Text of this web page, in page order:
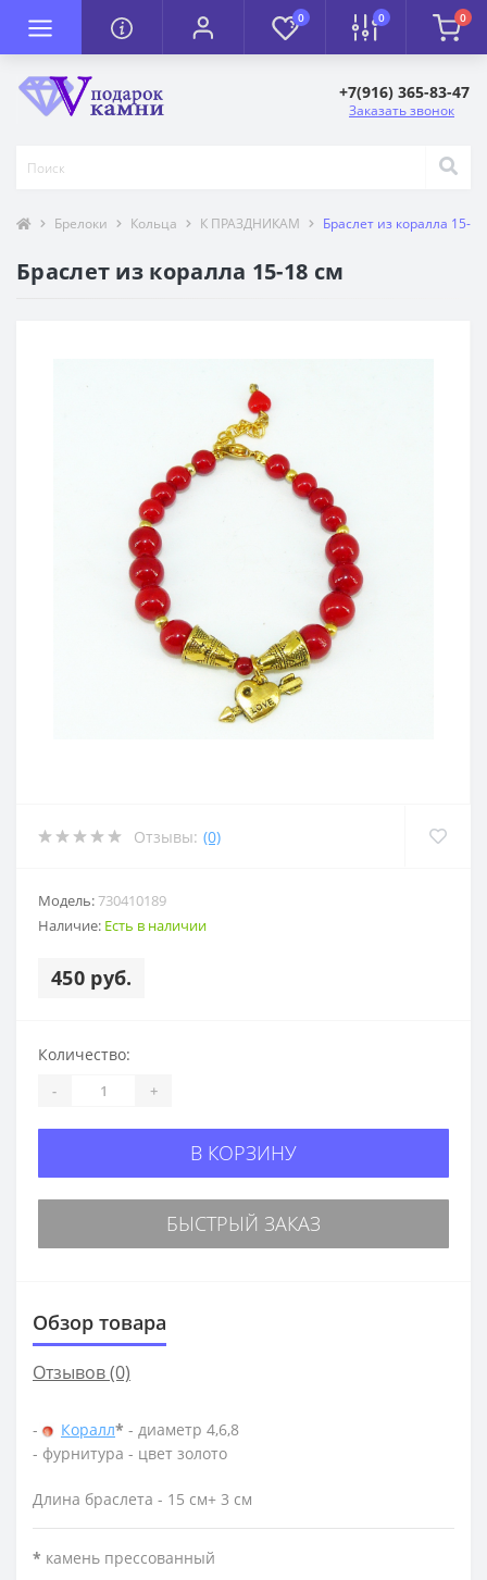
0 0 0
+7(916) 365-83-47
Заказать звонок
Брелоки Кольца К ПРАЗДНИКАМ Браслет из коралла 15-
Браслет из коралла 15-18 см
Отзывы: (0)
Модель:730410189
Наличие: Есть в наличии
450 руб.
Количество:
- +
В КОРЗИНУ
БЫСТРЫЙ ЗАКАЗ
Обзор товара
Отзывов (0)
- Коралл* - диаметр 4,6,8
- фурнитура - цвет золото
Длина браслета - 15 см+ 3 см
* камень прессованный